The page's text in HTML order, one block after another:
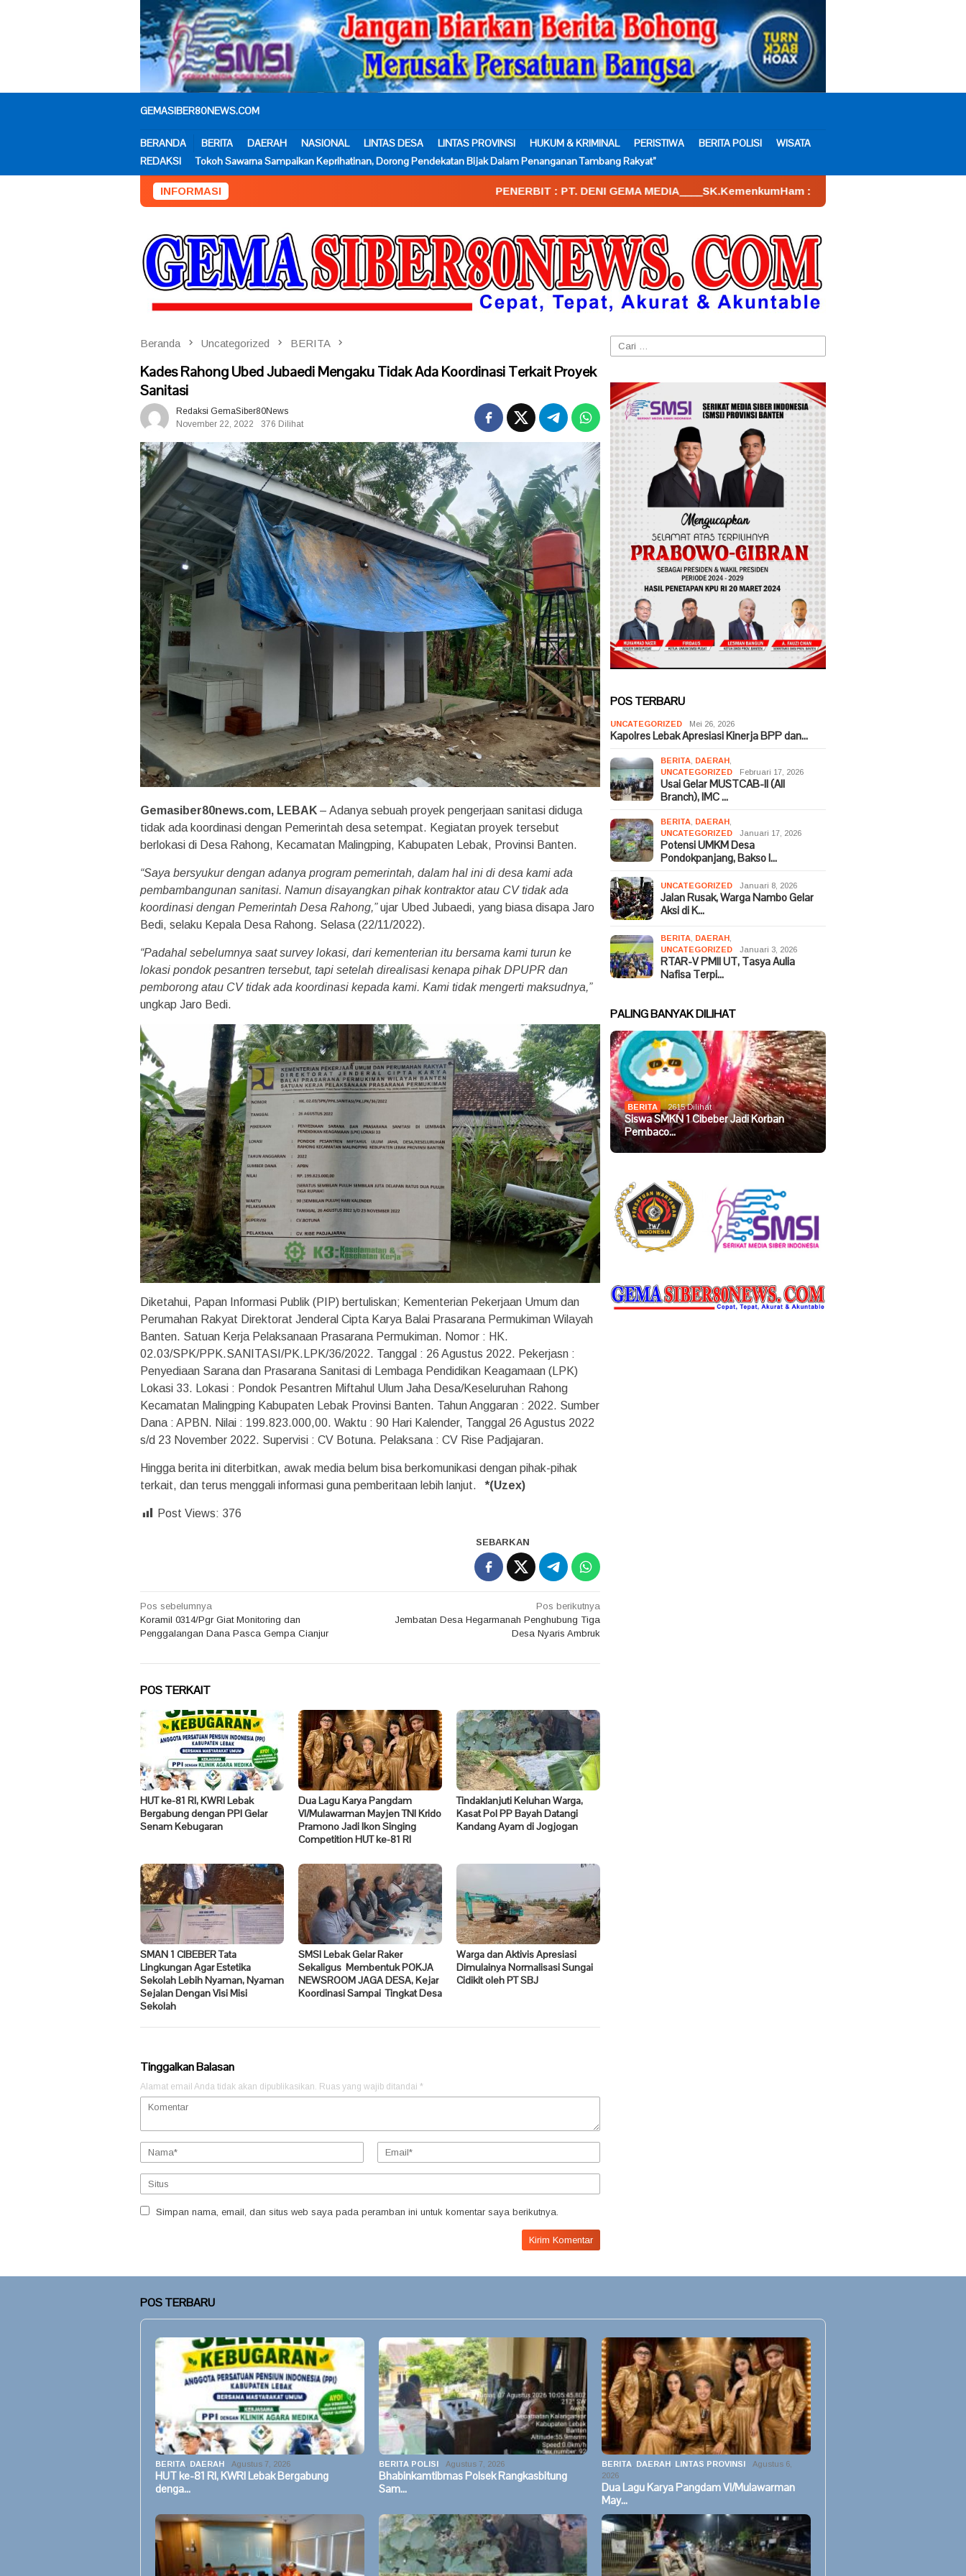
GEMASIBER80NEWS.COM
BERANDA BERITA DAERAH NASIONAL LINTAS DESA LINTAS PROVINSI HUKUM & KRIMINAL PERISTIWA BERITA POLISI
WISATA
REDAKSI
Tokoh Sawarna Sampaikan Keprihatinan, Dorong Pendekatan Bijak Dalam Penanganan Tambang Rakyat”
INFORMASI PENERBIT : PT. DENI GEMA MEDIA____SK.KemenkumHam : AHU – 026590.AH.01.30.___Tahun 2022.
Beranda Uncategorized BERITA
Kades Rahong Ubed Jubaedi Mengaku Tidak Ada Koordinasi Terkait Proyek
Sanitasi
Redaksi GemaSiber80News
November 22, 2022
376 Dilihat
Gemasiber80news.com, LEBAK – Adanya sebuah proyek pengerjaan sanitasi diduga
tidak ada koordinasi dengan Pemerintah desa setempat. Kegiatan proyek tersebut
berlokasi di Desa Rahong, Kecamatan Malingping, Kabupaten Lebak, Provinsi Banten.
“Saya bersyukur dengan adanya program pemerintah, dalam hal ini di desa kami ada
pembambangunan sanitasi. Namun disayangkan pihak kontraktor atau CV tidak ada
koordinasi dengan Pemerintah Desa Rahong,”ujar Ubed Jubaedi, yang biasa disapa Jaro
Bedi, selaku Kepala Desa Rahong. Selasa (22/11/2022).
“Padahal sebelumnya saat survey lokasi, dari kementerian itu bersama kami turun ke
lokasi pondok pesantren tersebut, tapi setelah direalisasi kenapa pihak DPUPR dan
pemborong atau CV tidak ada koordinasi kepada kami. Kami tidak mengerti maksudnya,”
ungkap Jaro Bedi.
Diketahui, Papan Informasi Publik (PIP) bertuliskan; Kementerian Pekerjaan Umum dan
Perumahan Rakyat Direktorat Jenderal Cipta Karya Balai Prasarana Permukiman Wilayah
Banten. Satuan Kerja Pelaksanaan Prasarana Permukiman. Nomor : HK.
02.03/SPK/PPK.SANITASI/PK.LPK/36/2022. Tanggal : 26 Agustus 2022. Pekerjasn :
Penyediaan Sarana dan Prasarana Sanitasi di Lembaga Pendidikan Keagamaan (LPK)
Lokasi 33. Lokasi : Pondok Pesantren Miftahul Ulum Jaha Desa/Keseluruhan Rahong
Kecamatan Malingping Kabupaten Lebak Provinsi Banten. Tahun Anggaran : 2022. Sumber
Dana : APBN. Nilai : 199.823.000,00. Waktu : 90 Hari Kalender, Tanggal 26 Agustus 2022
s/d 23 November 2022. Supervisi : CV Botuna. Pelaksana : CV Rise Padjajaran.
Hingga berita ini diterbitkan, awak media belum bisa berkomunikasi dengan pihak-pihak
terkait, dan terus menggali informasi guna pemberitaan lebih lanjut.*(Uzex)
Post Views: 376
SEBARKAN
Navigasi
pos
Pos sebelumnya
Koramil 0314/Pgr Giat Monitoring dan
Penggalangan Dana Pasca Gempa Cianjur
Pos berikutnya
Jembatan Desa Hegarmanah Penghubung Tiga
Desa Nyaris Ambruk
POS TERKAIT
HUT ke-81 RI, KWRI Lebak
Bergabung dengan PPI Gelar
Senam Kebugaran
Dua Lagu Karya Pangdam
VI/Mulawarman Mayjen TNI Krido
Pramono Jadi Ikon Singing
Competition HUT ke-81 RI
Tindaklanjuti Keluhan Warga,
Kasat Pol PP Bayah Datangi
Kandang Ayam di Jogjogan
SMAN 1 CIBEBER Tata
Lingkungan Agar Estetika
Sekolah Lebih Nyaman, Nyaman
Sejalan Dengan Visi Misi
Sekolah
SMSI Lebak Gelar Raker
Sekaligus Membentuk POKJA
NEWSROOM JAGA DESA, Kejar
Koordinasi Sampai Tingkat Desa
Warga dan Aktivis Apresiasi
Dimulainya Normalisasi Sungai
Cidikit oleh PT SBJ
Tinggalkan Balasan
Alamat email Anda tidak akan dipublikasikan. Ruas yang wajib ditandai *
Simpan nama, email, dan situs web saya pada peramban ini untuk komentar saya berikutnya.
Cari
untuk:
POS TERBARU
UNCATEGORIZED Mei 26, 2026
Kapolres Lebak Apresiasi Kinerja BPP dan…
BERITA DAERAH
UNCATEGORIZED
Februari 17, 2026
Usai Gelar MUSTCAB-II (All
Branch), IMC …
BERITA DAERAH
UNCATEGORIZED
Januari 17, 2026
Potensi UMKM Desa
Pondokpanjang, Bakso I…
UNCATEGORIZED Januari 8, 2026
Jalan Rusak, Warga Nambo Gelar
Aksi di K…
BERITA DAERAH
UNCATEGORIZED
Januari 3, 2026
RTAR-V PMII UT, Tasya Aulia
Nafisa Terpi…
PALING BANYAK DILIHAT
BERITA 2615 Dilihat
Siswa SMKN 1 Cibeber Jadi Korban
Pembaco…
POS TERBARU
BERITA DAERAH Agustus 7, 2026
HUT ke-81 RI, KWRI Lebak Bergabung
denga…
BERITA POLISI Agustus 7, 2026
Bhabinkamtibmas Polsek Rangkasbitung
Sam…
BERITA DAERAH LINTAS PROVINSI
Agustus 6,
2026
Dua Lagu Karya Pangdam VI/Mulawarman
May…